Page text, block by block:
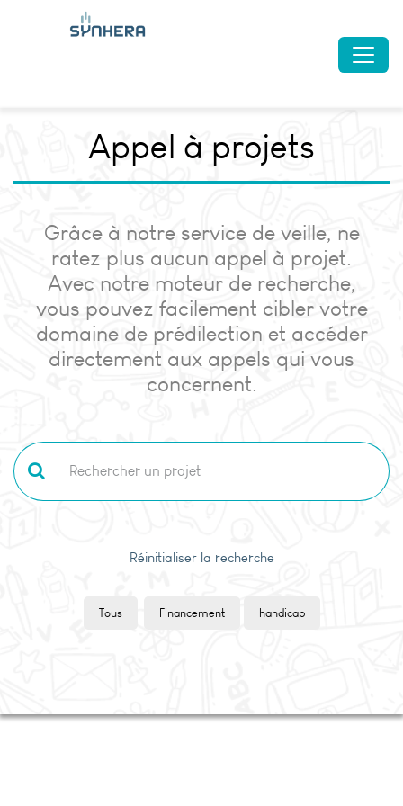
Appel à projets
Grâce à notre service de veille, ne
ratez plus aucun appel à projet.
Avec notre moteur de recherche,
vous pouvez facilement cibler votre
domaine de prédilection et accéder
directement aux appels qui vous
concernent.
Réinitialiser la recherche
Tous Financement handicap